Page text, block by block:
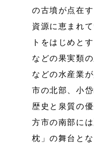
の古墳が点在
資源に恵まれ
トをはじめと
などの果実類
などの水産業が
市の北部、小
歴史と泉質の
方市の南部に
枕」の舞台と